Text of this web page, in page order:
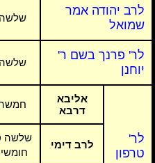
לרב יהודה אמר
שמואל
לר' פרנך בשם ר'
יוחנן
לר'
טרפון
אליבא
דרבא
לרב דימי
שלשה